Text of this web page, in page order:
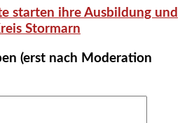
starten ihre Ausbildung und
Stormarn
(erst nach Moderation